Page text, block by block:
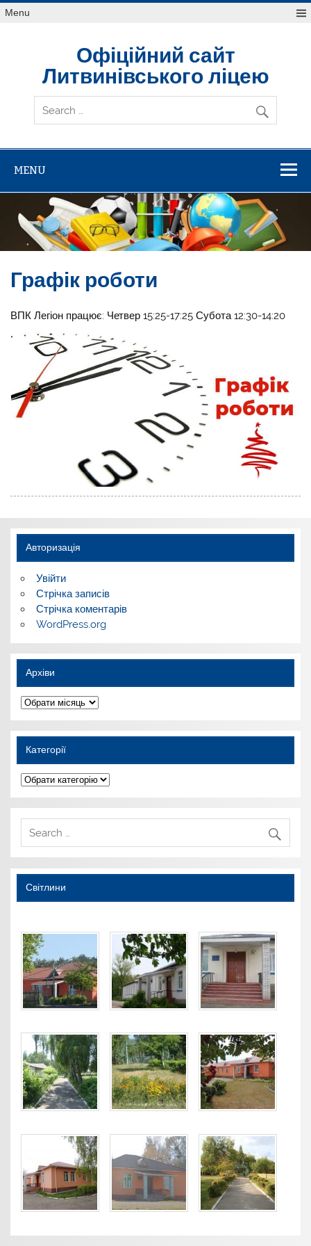
Skip
toMenu
Офіційний сайт
Литвинівського ліцею
MENU
Графік роботи
ВПК Легіон працює: Четвер 15:25-17:25 Субота 12:30-14:20
Авторизація
Увійти
Стрічка записів
Стрічка коментарів
WordPress.org
Архіви
Архіви
Категорії
Категорії
Світлини